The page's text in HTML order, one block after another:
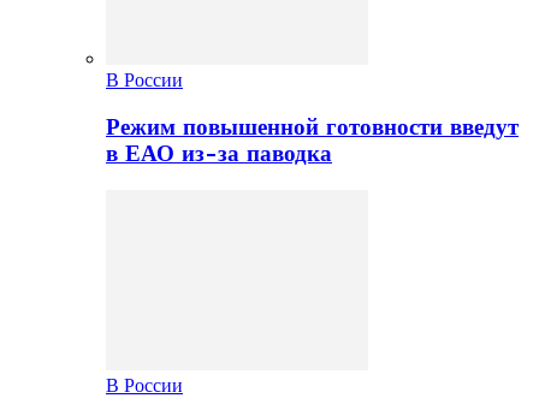
В России
Режим повышенной готовности введут
в ЕАО из-за паводка
В России